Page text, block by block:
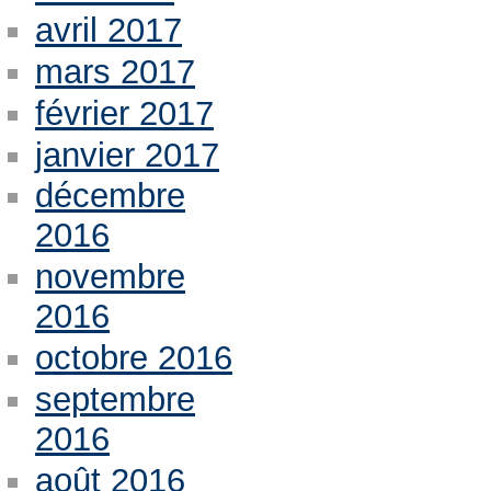
avril 2017
mars 2017
février 2017
janvier 2017
décembre
2016
novembre
2016
octobre 2016
septembre
2016
août 2016